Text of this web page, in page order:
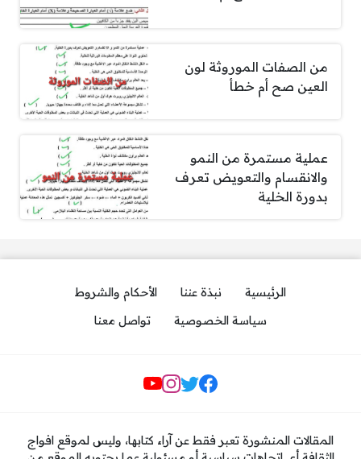
من الصفات الموروثة لون
العين صح أم خطأ
عملية مستمرة من النمو
والانقسام والتعويض تعرف
بدورة الخلية
الرئيسية نبذة عننا
الأحكام والشروط
سياسة الخصوصية
تواصل معنا
مواقع التواصل
المقالات المنشورة تعبر فقط عن آراء كتابها، وليس لموقع افواج